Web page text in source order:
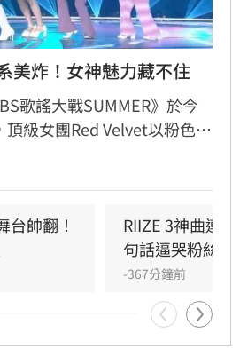
美炸！女神魅力藏不住
歌謠大戰SUMMER》於今
頂級女團Red Velvet以粉色系
展現夏日女王強大氣場。此
融合，曲風清爽且具質感。
度假感的舞蹈動作，完美詮
將夏日氛圍推向最高點。儘
Velvet仍憑藉成熟且活潑的
全場目光，為粉絲帶來一場
宴。
台帥翻！
RIIZE 3神曲連
句話逼哭粉絲
-367分鐘前